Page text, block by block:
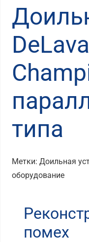
типа
Метки: Доильная
оборудование
помех